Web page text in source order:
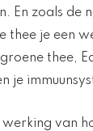
En zoals de
thee je een
thee,
je
werking van